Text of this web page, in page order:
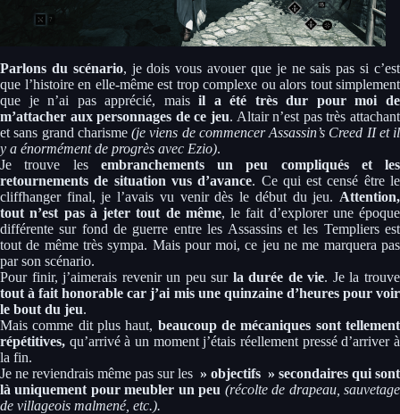
Parlons du scénario, je dois vous avouer que je ne sais pas si c’est
que l’histoire en elle-même est trop complexe ou alors tout simplement
que je n’ai pas apprécié, maisil a été très dur pour moi de
m’attacher aux personnages de ce jeu. Altair n’est pas très attachant
et sans grand charisme (je viens de commencer Assassin’s Creed II et il
y a énormément de progrès avec Ezio).
Je trouve les embranchements un peu compliqués et les
retournements de situation vus d’avance. Ce qui est censé être le
cliffhanger final, je l’avais vu venir dès le début du jeu. Attention,
tout n’est pas à jeter tout de même, le fait d’explorer une époque
différente sur fond de guerre entre les Assassins et les Templiers est
tout de même très sympa. Mais pour moi, ce jeu ne me marquera pas
par son scénario.
Pour finir, j’aimerais revenir un peu sur la durée de vie. Je la trouve
tout à fait honorable car j’ai mis une quinzaine d’heures pour voir
le bout du jeu.
Mais comme dit plus haut, beaucoup de mécaniques sont tellement
répétitives, qu’arrivé à un moment j’étais réellement pressé d’arriver à
la fin.
Je ne reviendrais même pas sur les » objectifs » secondaires qui sont
là uniquement pour meubler un peu (récolte de drapeau, sauvetage
de villageois malmené, etc.).